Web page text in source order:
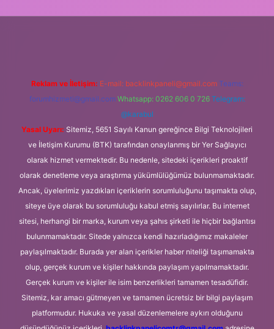
Reklam ve İletişim: E-mail: backlinkpaneli@gmail.com Teams:
forumhizmeti@gmail.com Whatsapp: 0262 606 0 726 Telegram:
@karabul
Yasal Uyarı: Sitemiz, 5651 Sayılı Kanun gereğince Bilgi Teknolojileri
ve İletişim Kurumu (BTK) tarafından onaylanmış bir Yer Sağlayıcı
olarak hizmet vermektedir. Bu nedenle, sitedeki içerikleri proaktif
olarak denetleme veya araştırma yükümlülüğümüz bulunmamaktadır.
Ancak, üyelerimiz yazdıkları içeriklerin sorumluluğunu taşımakta olup,
siteye üye olarak bu sorumluluğu kabul etmiş sayılırlar. Bu internet
sitesi, herhangi bir marka, kurum veya şahıs şirketi ile hiçbir bağlantısı
bulunmamaktadır. Sitede yalnızca kendi hazırladığımız makaleler
paylaşılmaktadır. Burada yer alan içerikler haber niteliği taşımamakta
olup, gerçek kurum ve kişiler hakkında paylaşım yapılmamaktadır.
Gerçek kurum ve kişiler ile isim benzerlikleri tamamen tesadüfidir.
Sitemiz, kar amacı gütmeyen ve tamamen ücretsiz bir bilgi paylaşım
platformudur. Hukuka ve yasal düzenlemelere aykırı olduğunu